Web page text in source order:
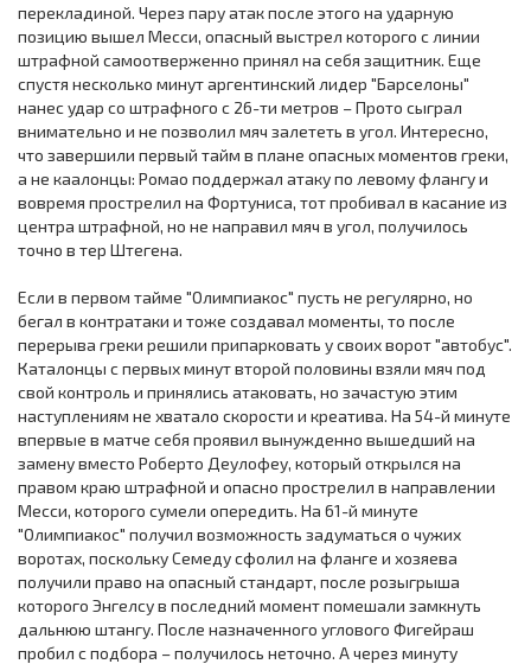
перекладиной. Через пару атак после этого на ударную
позицию вышел Месси, опасный выстрел которого с линии
штрафной самоотверженно принял на себя защитник. Еще
спустя несколько минут аргентинский лидер "Барселоны"
нанес удар со штрафного с 26-ти метров – Прото сыграл
внимательно и не позволил мяч залететь в угол. Интересно,
что завершили первый тайм в плане опасных моментов греки,
а не каалонцы: Ромао поддержал атаку по левому флангу и
вовремя прострелил на Фортуниса, тот пробивал в касание из
центра штрафной, но не направил мяч в угол, получилось
точно в тер Штегена.
Если в первом тайме "Олимпиакос" пусть не регулярно, но
бегал в контратаки и тоже создавал моменты, то после
перерыва греки решили припарковать у своих ворот "автобус".
Каталонцы с первых минут второй половины взяли мяч под
свой контроль и принялись атаковать, но зачастую этим
наступлениям не хватало скорости и креатива. На 54-й минуте
впервые в матче себя проявил вынужденно вышедший на
замену вместо Роберто Деулофеу, который открылся на
правом краю штрафной и опасно прострелил в направлении
Месси, которого сумели опередить. На 61-й минуте
"Олимпиакос" получил возможность задуматься о чужих
воротах, поскольку Семеду сфолил на фланге и хозяева
получили право на опасный стандарт, после розыгрыша
которого Энгелсу в последний момент помешали замкнуть
дальнюю штангу. После назначенного углового Фигейраш
пробил с подбора – получилось неточно. А через минуту